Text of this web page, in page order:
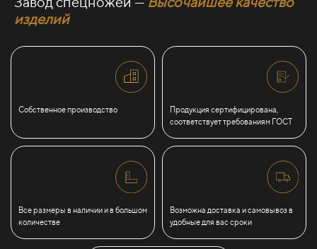
изделий
Собственное производство
Продукция сертифицирована,
соответствует требованиям ГОСТ
Все размеры в наличии и в большом
количестве
Возможна доставка и самовывоз в
удобные для вас сроки